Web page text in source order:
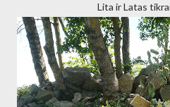
Lita ir Latas